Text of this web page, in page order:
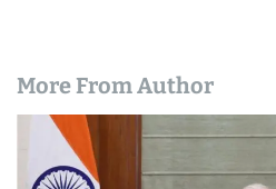
More From Author